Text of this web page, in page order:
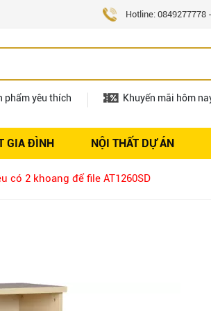
Hotline: 0849277778 -
phẩm yêu thích Khuyến mãi hôm
GIA ĐÌNH NỘI THẤT DỰ ÁN
thất
có 2 khoang để file AT1260SD